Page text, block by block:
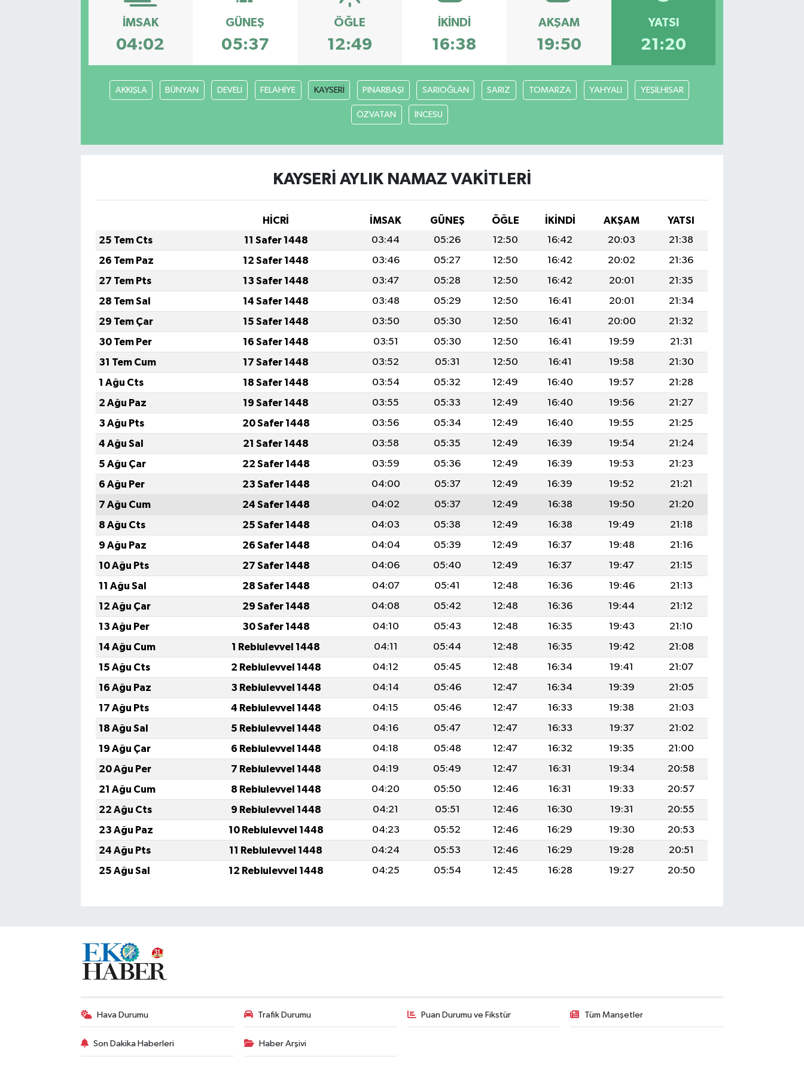
İMSAK
04:02
GÜNEŞ
05:37
ÖĞLE
12:49
İKINDI
16:38
AKŞAM
19:50
YATSI
21:20
AKKIŞLA BÜNYAN DEVELİ FELAHİYE KAYSERİ PINARBAŞI SARIOĞLAN SARIZ TOMARZA YAHYALI YEŞİLHİSAR
ÖZVATAN İNCESU
KAYSERİ AYLIK NAMAZ VAKITLERI
HİCRİ İMSAK GÜNEŞ ÖĞLE İKINDI AKŞAM
YATSI
25 Tem Cts
11 Safer 1448 03:44 05:26 12:50 16:42 20:03
21:38
26 Tem Paz
12 Safer 1448 03:46 05:27 12:50 16:42 20:02
21:36
27 Tem Pts
13 Safer 1448 03:47 05:28 12:50 16:42 20:01
21:35
28 Tem Sal
14 Safer 1448 03:48 05:29 12:50 16:41 20:01
21:34
29 Tem Çar
15 Safer 1448 03:50 05:30 12:50 16:41 20:00
21:32
30 Tem Per
16 Safer 1448 03:51 05:30 12:50 16:41 19:59
21:31
31 Tem Cum
17 Safer 1448 03:52 05:31 12:50 16:41 19:58
21:30
1 Ağu Cts
18 Safer 1448 03:54 05:32 12:49 16:40 19:57
21:28
2 Ağu Paz
19 Safer 1448 03:55 05:33 12:49 16:40 19:56
21:27
3 Ağu Pts
20 Safer 1448 03:56 05:34 12:49 16:40 19:55
21:25
4 Ağu Sal
21 Safer 1448 03:58 05:35 12:49 16:39 19:54
21:24
5 Ağu Çar
22 Safer 1448 03:59 05:36 12:49 16:39 19:53
21:23
6 Ağu Per
23 Safer 1448 04:00 05:37 12:49 16:39 19:52
21:21
7 Ağu Cum
24 Safer 1448 04:02 05:37 12:49 16:38 19:50
21:20
8 Ağu Cts
25 Safer 1448 04:03 05:38 12:49 16:38 19:49
21:18
9 Ağu Paz
26 Safer 1448 04:04 05:39 12:49 16:37 19:48
21:16
10 Ağu Pts
27 Safer 1448 04:06 05:40 12:49 16:37 19:47
21:15
11 Ağu Sal
28 Safer 1448 04:07 05:41 12:48 16:36 19:46
21:13
12 Ağu Çar
29 Safer 1448 04:08 05:42 12:48 16:36 19:44
21:12
13 Ağu Per
30 Safer 1448 04:10 05:43 12:48 16:35 19:43
21:10
14 Ağu Cum
1 Rebiulevvel 1448 04:11 05:44 12:48 16:35 19:42
21:08
15 Ağu Cts
2 Rebiulevvel 1448 04:12 05:45 12:48 16:34 19:41
21:07
16 Ağu Paz
3 Rebiulevvel 1448 04:14 05:46 12:47 16:34 19:39
21:05
17 Ağu Pts
4 Rebiulevvel 1448 04:15 05:46 12:47 16:33 19:38
21:03
18 Ağu Sal
5 Rebiulevvel 1448 04:16 05:47 12:47 16:33 19:37
21:02
19 Ağu Çar
6 Rebiulevvel 1448 04:18 05:48 12:47 16:32 19:35
21:00
20 Ağu Per
7 Rebiulevvel 1448 04:19 05:49 12:47 16:31 19:34
20:58
21 Ağu Cum
8 Rebiulevvel 1448 04:20 05:50 12:46 16:31 19:33
20:57
22 Ağu Cts
9 Rebiulevvel 1448 04:21 05:51 12:46 16:30 19:31
20:55
23 Ağu Paz
10 Rebiulevvel 1448 04:23 05:52 12:46 16:29 19:30
20:53
24 Ağu Pts
11 Rebiulevvel 1448 04:24 05:53 12:46 16:29 19:28
20:51
25 Ağu Sal
12 Rebiulevvel 1448 04:25 05:54 12:45 16:28 19:27 20:50
Hava Durumu Trafik Durumu Puan Durumu ve Fikstür Tüm Manşetler
Son Dakika Haberleri Haber Arşivi